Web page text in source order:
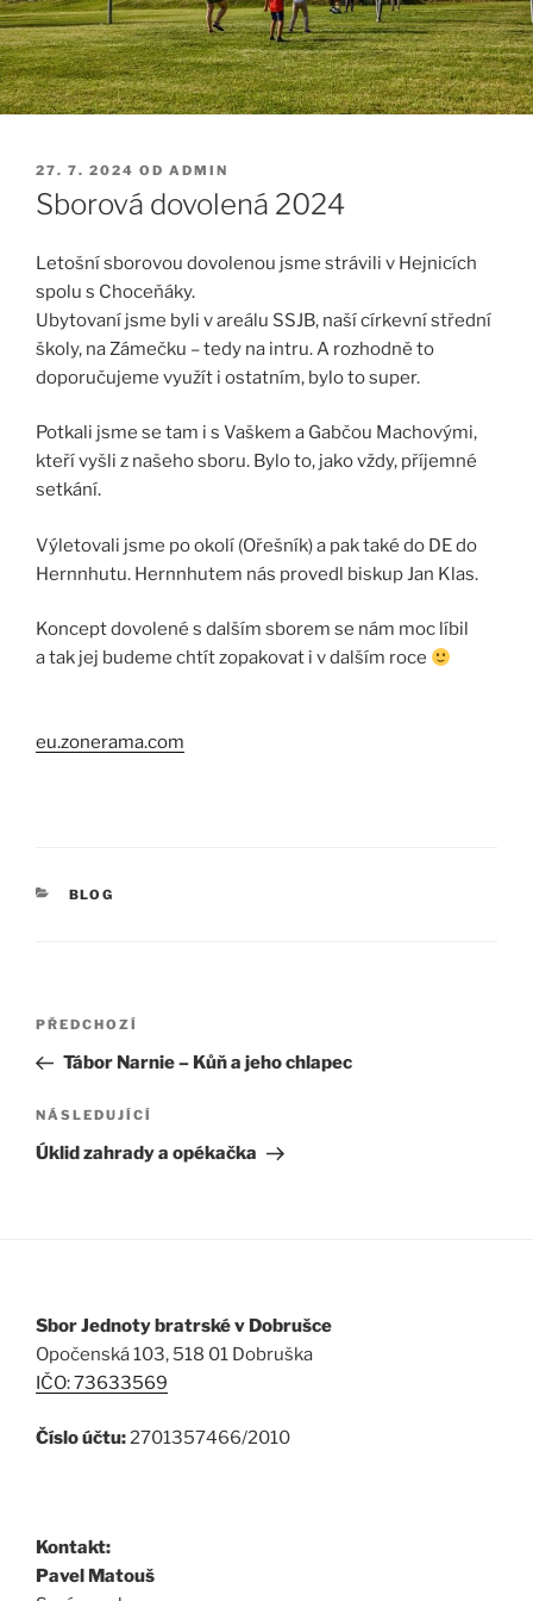
PUBLIKOVÁNO
27. 7. 2024 OD ADMIN
Sborová dovolená 2024
Letošní sborovou dovolenou jsme strávili v Hejnicích
spolu s Choceňáky.
Ubytovaní jsme byli v areálu SSJB, naší církevní střední
školy, na Zámečku – tedy na intru. A rozhodně to
doporučujeme využít i ostatním, bylo to super.
Potkali jsme se tam i s Vaškem a Gabčou Machovými,
kteří vyšli z našeho sboru. Bylo to, jako vždy, příjemné
setkání.
Výletovali jsme po okolí (Ořešník) a pak také do DE do
Hernnhutu. Hernnhutem nás provedl biskup Jan Klas.
Koncept dovolené s dalším sborem se nám moc líbil
a tak jej budeme chtít zopakovat i v dalším roce
eu.zonerama.com
RUBRIKY
BLOG
Navigace
Předchozí
příspěvek
PŘEDCHOZÍ
Tábor Narnie – Kůň a jeho chlapec
Následující
příspěvek
NÁSLEDUJÍCÍ
Úklid zahrady a opékačka
Sbor Jednoty bratrské v Dobrušce
Opočenská 103, 518 01 Dobruška
IČO: 73633569
Číslo účtu:2701357466/2010
Kontakt:
Pavel Matouš